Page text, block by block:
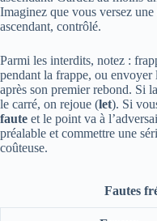
Imaginez que vous versez
ascendant, contrôlé.
Parmi les interdits, notez :
pendant la frappe, ou
après son premier rebond. Si
le carré, on rejoue (let). Si
faute et le point va à
préalable et commettre une
coûteuse.
Fautes